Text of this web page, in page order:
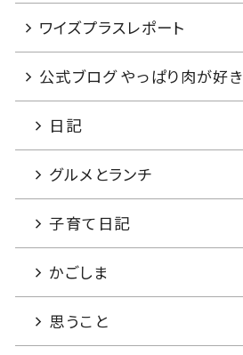
ワイズプラスレポート
公式ブログ やっぱり肉が好き
日記
グルメとランチ
子育て日記
かごしま
思うこと